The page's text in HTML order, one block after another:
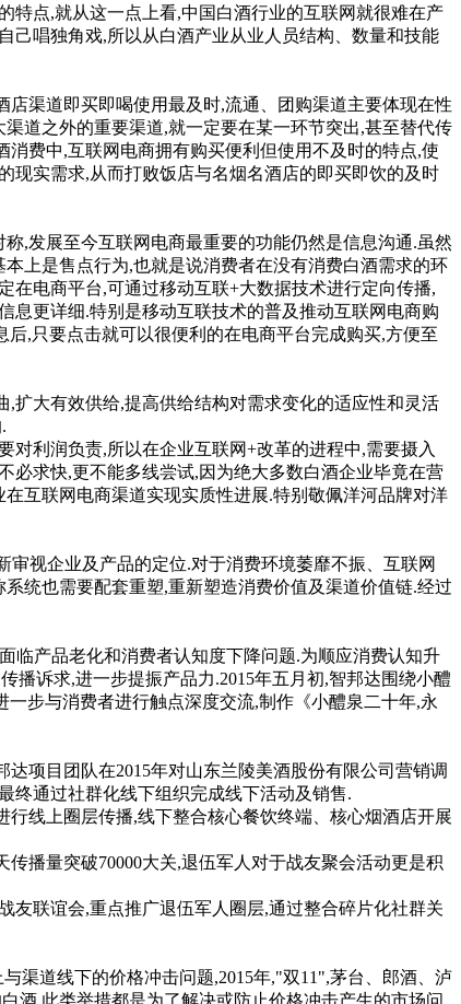
特点,就从这一点上看,中国白酒行业的互联网就很难在产
己唱独角戏,所以从白酒产业从业人员结构、数量和技能
渠道即买即喝使用最及时,流通、团购渠道主要体现在性
道之外的重要渠道,就一定要在某一环节突出,甚至替代传
费中,互联网电商拥有购买便利但使用不及时的特点,使
现实需求,从而打败饭店与名烟名酒店的即买即饮的及时
,发展至今互联网电商最重要的功能仍然是信息沟通.虽然
上是售点行为,也就是说消费者在没有消费白酒需求的环
在电商平台,可通过移动互联+大数据技术进行定向传播,
息更详细.特别是移动互联技术的普及推动互联网电商购
,只要点击就可以很便利的在电商平台完成购买,方便至
大有效供给,提高供给结构对需求变化的适应性和灵活
利润负责,所以在企业互联网+改革的进程中,需要摄入
必求快,更不能多线尝试,因为绝大多数白酒企业毕竟在营
互联网电商渠道实现实质性进展.特别敬佩洋河品牌对洋
视企业及产品的定位.对于消费环境萎靡不振、互联网
统也需要配套重塑,重新塑造消费价值及渠道价值链.经过
产品老化和消费者认知度下降问题.为顺应消费认知升
播诉求,进一步提振产品力.2015年五月初,智邦达围绕小醴
步与消费者进行触点深度交流,制作《小醴泉二十年,永
项目团队在2015年对山东兰陵美酒股份有限公司营销调
终通过社群化线下组织完成线下活动及销售.
线上圈层传播,线下整合核心餐饮终端、核心烟酒店开展
播量突破70000大关,退伍军人对于战友聚会活动更是积
联谊会,重点推广退伍军人圈层,通过整合碎片化社群关
道线下的价格冲击问题,2015年,"双11",茅台、郎酒、泸
酒.此类举措都是为了解决或防止价格冲击产生的市场问